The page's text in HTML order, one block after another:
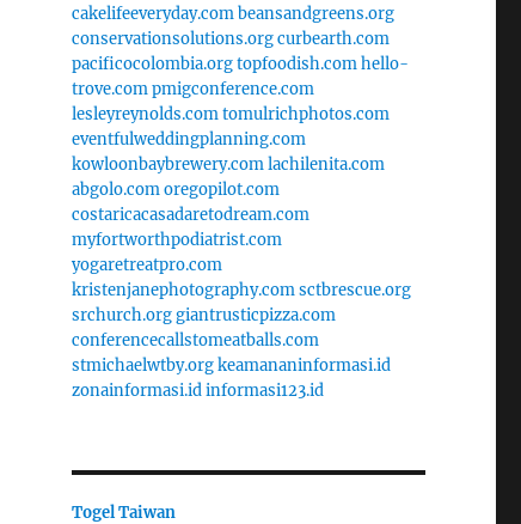
cakelifeeveryday.combeansandgreens.org
conservationsolutions.orgcurbearth.com
pacificocolombia.orgtopfoodish.comhello-
trove.compmigconference.com
lesleyreynolds.comtomulrichphotos.com
eventfulweddingplanning.com
kowloonbaybrewery.comlachilenita.com
abgolo.comoregopilot.com
costaricacasadaretodream.com
myfortworthpodiatrist.com
yogaretreatpro.com
kristenjanephotography.comsctbrescue.org
srchurch.orggiantrusticpizza.com
conferencecallstomeatballs.com
stmichaelwtby.orgkeamananinformasi.id
zonainformasi.idinformasi123.id
Togel Taiwan